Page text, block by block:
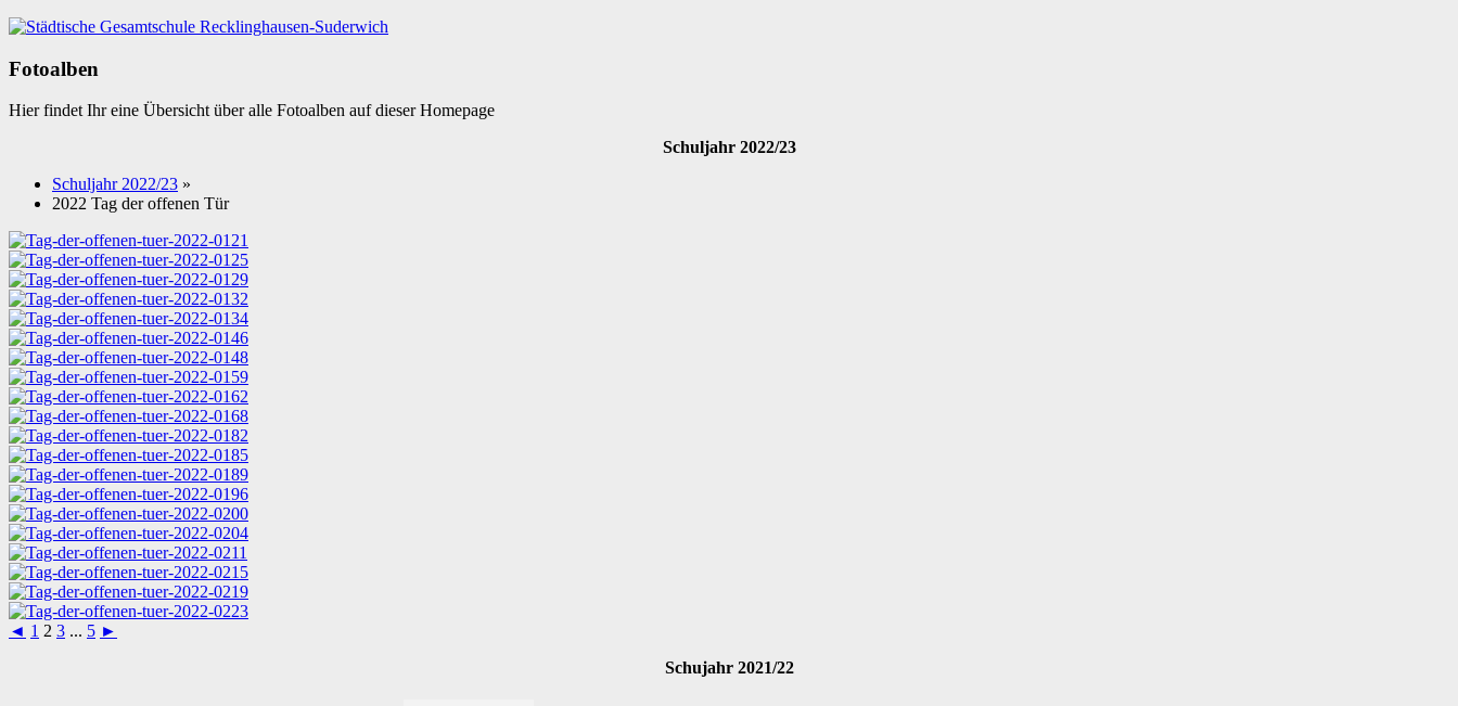
Fotoalben
Hier findet Ihr eine Übersicht über alle Fotoalben auf dieser Homepage
Schuljahr 2022/23
Schuljahr 2022/23 »
2022 Tag der offenen Tür
◄ 1 2 3 ... 5 ►
Schujahr 2021/22